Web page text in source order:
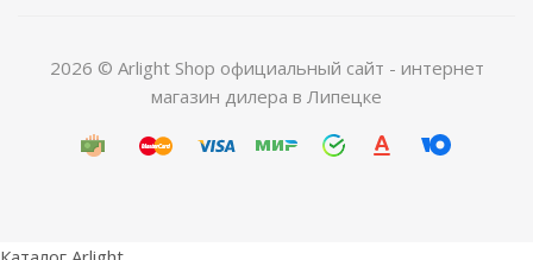
2026 © Arlight Shop официальный сайт - интернет
магазин дилера в Липецке